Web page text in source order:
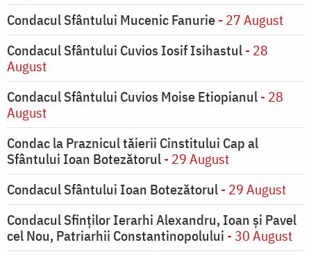
Condacul Sfântului Mucenic Fanurie- 27 August
Condacul Sfântului Cuvios Iosif Isihastul- 28
August
Condacul Sfântului Cuvios Moise Etiopianul- 28
August
Condac la Praznicul tăierii Cinstitului Cap al
Sfântului Ioan Botezătorul- 29 August
Condacul Sfântului Ioan Botezătorul- 29 August
Condacul Sfinţilor Ierarhi Alexandru, Ioan şi Pavel
cel Nou, Patriarhii Constantinopolului - 30 August